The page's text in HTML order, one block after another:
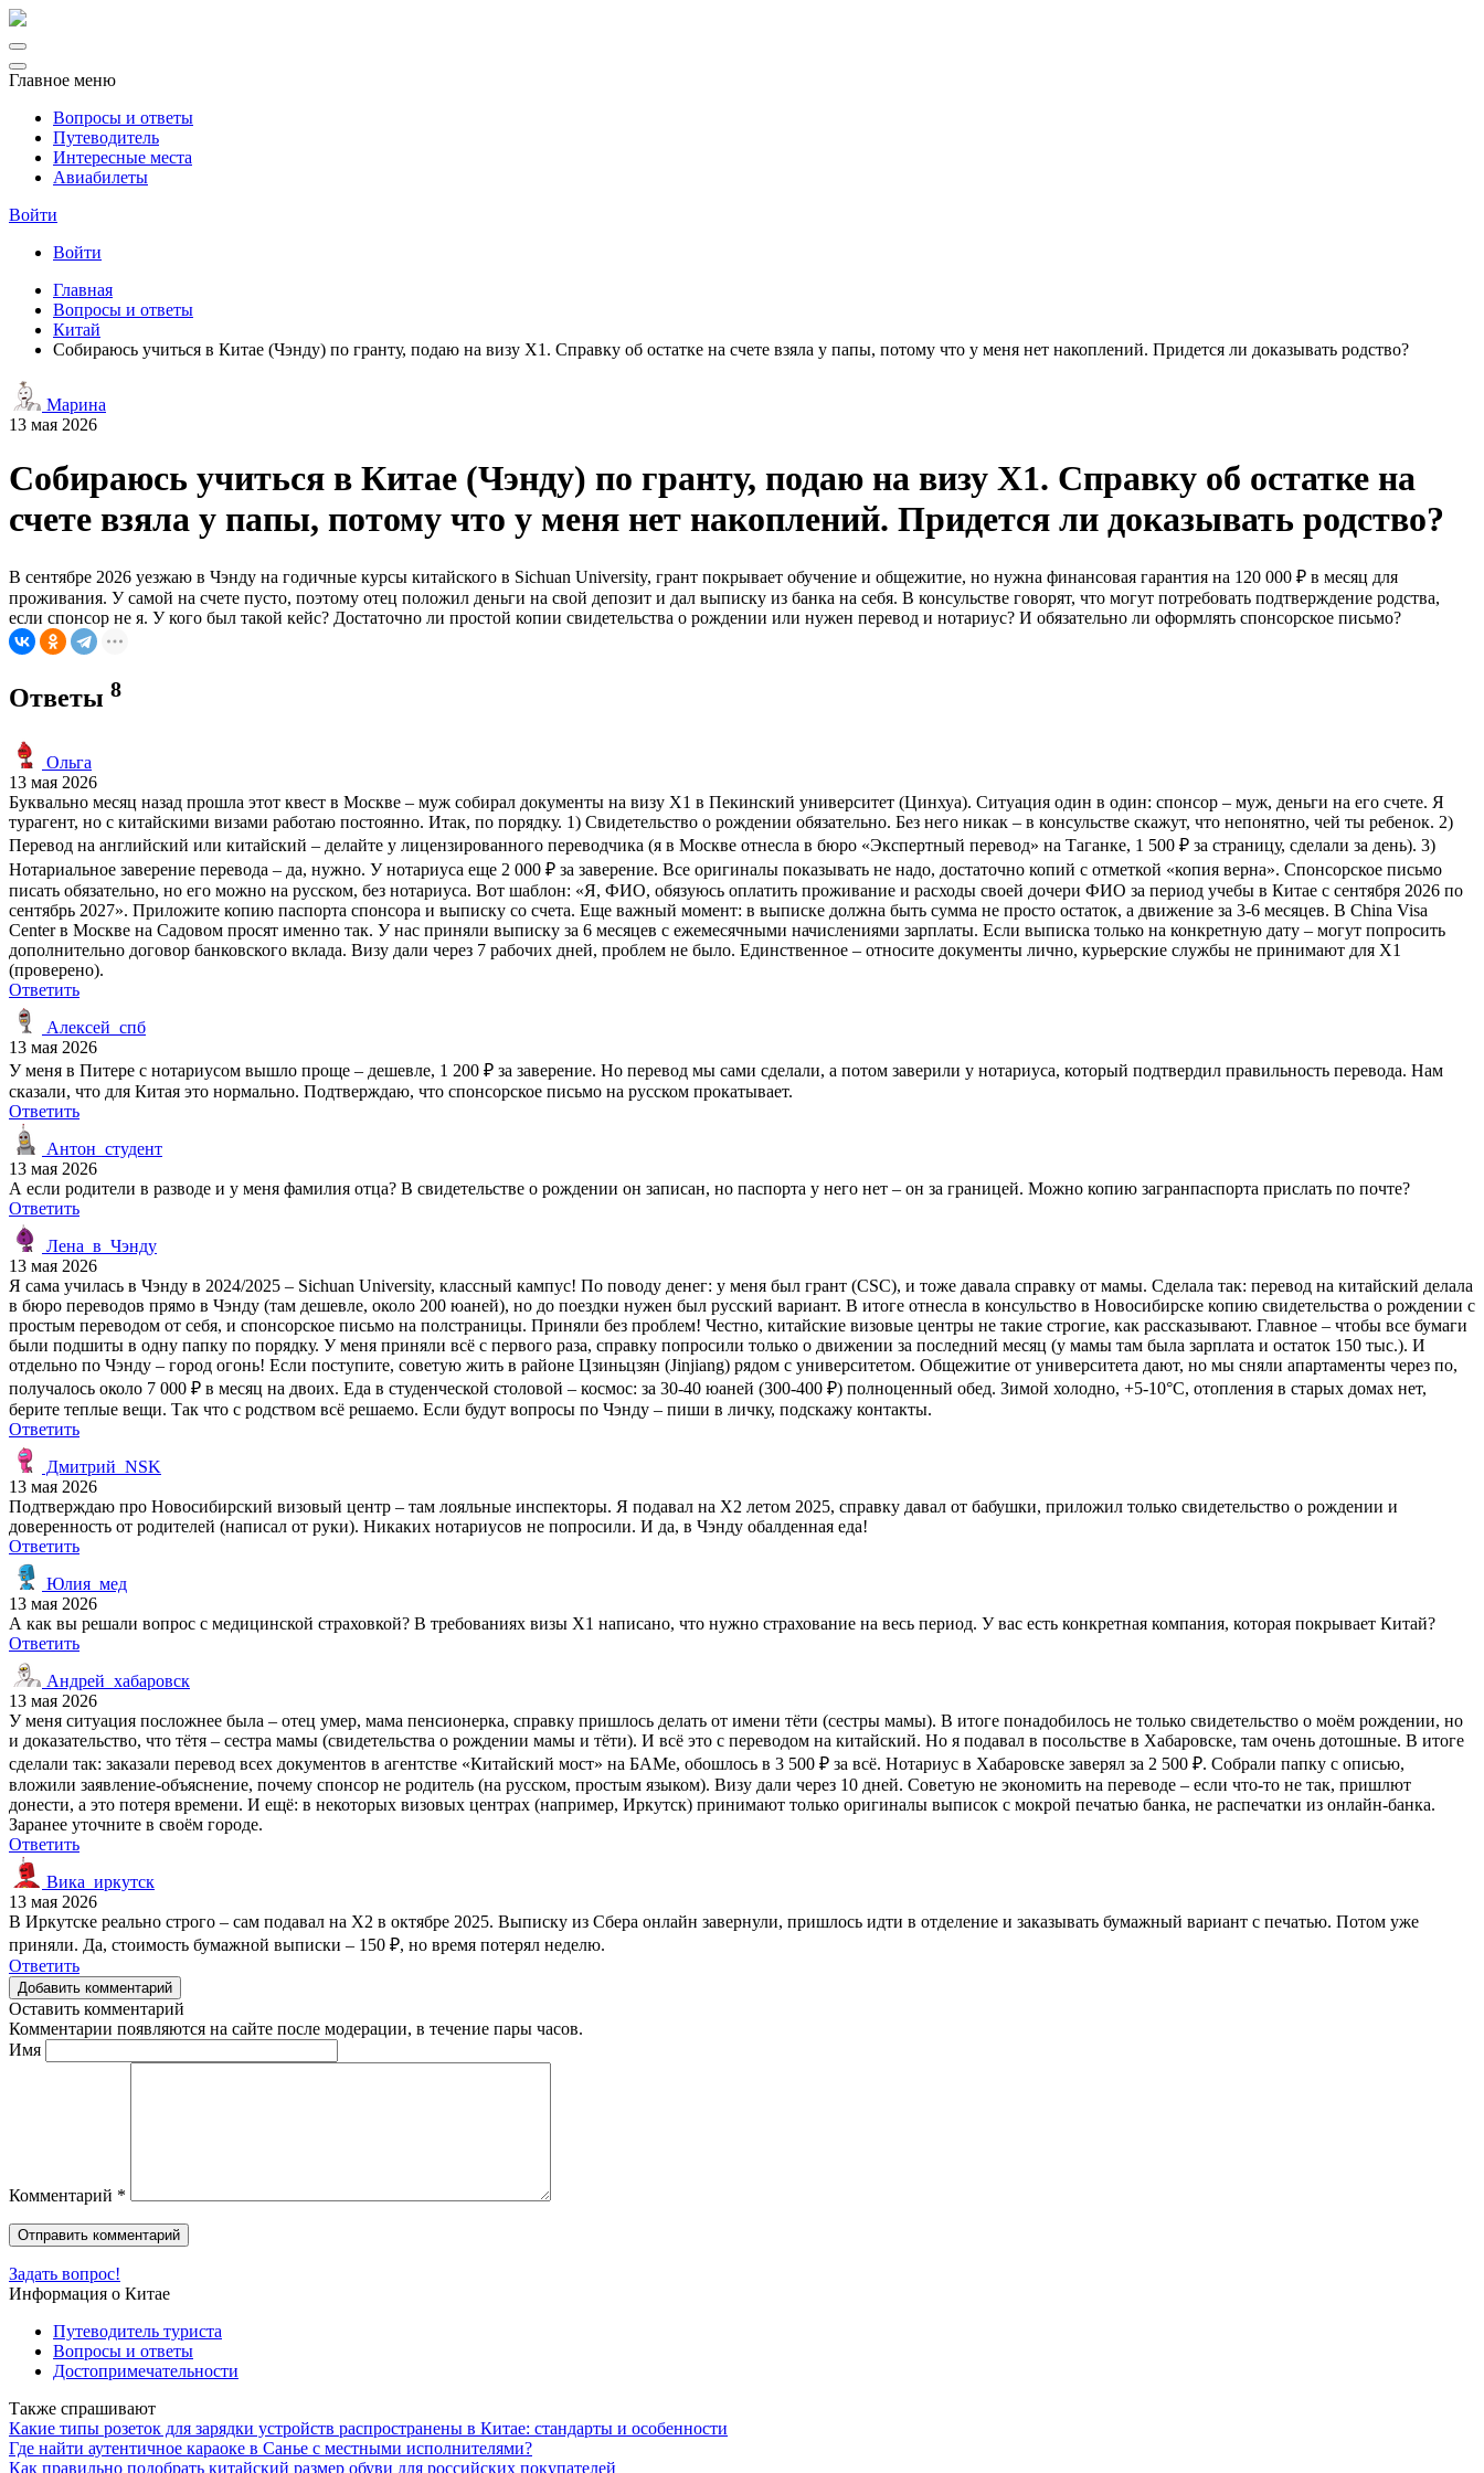
Главное меню
Вопросы и ответы
Путеводитель
Интересные места
Авиабилеты
Войти
Войти
Главная
Вопросы и ответы
Китай
Собираюсь учиться в Китае (Чэнду) по гранту, подаю на визу X1. Справку об остатке на счете взяла у папы, потому что у меня нет накоплений. Придется ли доказывать родство?
Марина
13 мая 2026
Собираюсь учиться в Китае (Чэнду) по гранту, подаю на визу X1. Справку об остатке на
счете взяла у папы, потому что у меня нет накоплений. Придется ли доказывать родство?
В сентябре 2026 уезжаю в Чэнду на годичные курсы китайского в Sichuan University, грант покрывает обучение и общежитие, но нужна финансовая гарантия на 120 000 ₽ в месяц для
проживания. У самой на счете пусто, поэтому отец положил деньги на свой депозит и дал выписку из банка на себя. В консульстве говорят, что могут потребовать подтверждение родства,
если спонсор не я. У кого был такой кейс? Достаточно ли простой копии свидетельства о рождении или нужен перевод и нотариус? И обязательно ли оформлять спонсорское письмо?
Ответы 8
Ольга
13 мая 2026
Буквально месяц назад прошла этот квест в Москве – муж собирал документы на визу X1 в Пекинский университет (Цинхуа). Ситуация один в один: спонсор – муж, деньги на его счете. Я
турагент, но с китайскими визами работаю постоянно. Итак, по порядку. 1) Свидетельство о рождении обязательно. Без него никак – в консульстве скажут, что непонятно, чей ты ребенок. 2)
Перевод на английский или китайский – делайте у лицензированного переводчика (я в Москве отнесла в бюро «Экспертный перевод» на Таганке, 1 500 ₽ за страницу, сделали за день). 3)
Нотариальное заверение перевода – да, нужно. У нотариуса еще 2 000 ₽ за заверение. Все оригиналы показывать не надо, достаточно копий с отметкой «копия верна». Спонсорское письмо
писать обязательно, но его можно на русском, без нотариуса. Вот шаблон: «Я, ФИО, обязуюсь оплатить проживание и расходы своей дочери ФИО за период учебы в Китае с сентября 2026 по
сентябрь 2027». Приложите копию паспорта спонсора и выписку со счета. Еще важный момент: в выписке должна быть сумма не просто остаток, а движение за 3-6 месяцев. В China Visa
Center в Москве на Садовом просят именно так. У нас приняли выписку за 6 месяцев с ежемесячными начислениями зарплаты. Если выписка только на конкретную дату – могут попросить
дополнительно договор банковского вклада. Визу дали через 7 рабочих дней, проблем не было. Единственное – относите документы лично, курьерские службы не принимают для X1
(проверено).
Ответить
Алексей_спб
13 мая 2026
У меня в Питере с нотариусом вышло проще – дешевле, 1 200 ₽ за заверение. Но перевод мы сами сделали, а потом заверили у нотариуса, который подтвердил правильность перевода. Нам
сказали, что для Китая это нормально. Подтверждаю, что спонсорское письмо на русском прокатывает.
Ответить
Антон_студент
13 мая 2026
А если родители в разводе и у меня фамилия отца? В свидетельстве о рождении он записан, но паспорта у него нет – он за границей. Можно копию загранпаспорта прислать по почте?
Ответить
Лена_в_Чэнду
13 мая 2026
Я сама училась в Чэнду в 2024/2025 – Sichuan University, классный кампус! По поводу денег: у меня был грант (CSC), и тоже давала справку от мамы. Сделала так: перевод на китайский делала
в бюро переводов прямо в Чэнду (там дешевле, около 200 юаней), но до поездки нужен был русский вариант. В итоге отнесла в консульство в Новосибирске копию свидетельства о рождении с
простым переводом от себя, и спонсорское письмо на полстраницы. Приняли без проблем! Честно, китайские визовые центры не такие строгие, как рассказывают. Главное – чтобы все бумаги
были подшиты в одну папку по порядку. У меня приняли всё с первого раза, справку попросили только о движении за последний месяц (у мамы там была зарплата и остаток 150 тыс.). И
отдельно по Чэнду – город огонь! Если поступите, советую жить в районе Цзиньцзян (Jinjiang) рядом с университетом. Общежитие от университета дают, но мы сняли апартаменты через по,
получалось около 7 000 ₽ в месяц на двоих. Еда в студенческой столовой – космос: за 30-40 юаней (300-400 ₽) полноценный обед. Зимой холодно, +5-10°C, отопления в старых домах нет,
берите теплые вещи. Так что с родством всё решаемо. Если будут вопросы по Чэнду – пиши в личку, подскажу контакты.
Ответить
Дмитрий_NSK
13 мая 2026
Подтверждаю про Новосибирский визовый центр – там лояльные инспекторы. Я подавал на X2 летом 2025, справку давал от бабушки, приложил только свидетельство о рождении и
доверенность от родителей (написал от руки). Никаких нотариусов не попросили. И да, в Чэнду обалденная еда!
Ответить
Юлия_мед
13 мая 2026
А как вы решали вопрос с медицинской страховкой? В требованиях визы X1 написано, что нужно страхование на весь период. У вас есть конкретная компания, которая покрывает Китай?
Ответить
Андрей_хабаровск
13 мая 2026
У меня ситуация посложнее была – отец умер, мама пенсионерка, справку пришлось делать от имени тёти (сестры мамы). В итоге понадобилось не только свидетельство о моём рождении, но
и доказательство, что тётя – сестра мамы (свидетельства о рождении мамы и тёти). И всё это с переводом на китайский. Но я подавал в посольстве в Хабаровске, там очень дотошные. В итоге
сделали так: заказали перевод всех документов в агентстве «Китайский мост» на БАМе, обошлось в 3 500 ₽ за всё. Нотариус в Хабаровске заверял за 2 500 ₽. Собрали папку с описью,
вложили заявление-объяснение, почему спонсор не родитель (на русском, простым языком). Визу дали через 10 дней. Советую не экономить на переводе – если что-то не так, пришлют
донести, а это потеря времени. И ещё: в некоторых визовых центрах (например, Иркутск) принимают только оригиналы выписок с мокрой печатью банка, не распечатки из онлайн-банка.
Заранее уточните в своём городе.
Ответить
Вика_иркутск
13 мая 2026
В Иркутске реально строго – сам подавал на X2 в октябре 2025. Выписку из Сбера онлайн завернули, пришлось идти в отделение и заказывать бумажный вариант с печатью. Потом уже
приняли. Да, стоимость бумажной выписки – 150 ₽, но время потерял неделю.
Ответить
Добавить комментарий
Оставить комментарий
Комментарии появляются на сайте после модерации, в течение пары часов.
Имя
Комментарий *
Задать вопрос!
Информация о Китае
Путеводитель туриста
Вопросы и ответы
Достопримечательности
Также спрашивают
Какие типы розеток для зарядки устройств распространены в Китае: стандарты и особенности
Где найти аутентичное караоке в Санье с местными исполнителями?
Как правильно подобрать китайский размер обуви для российских покупателей